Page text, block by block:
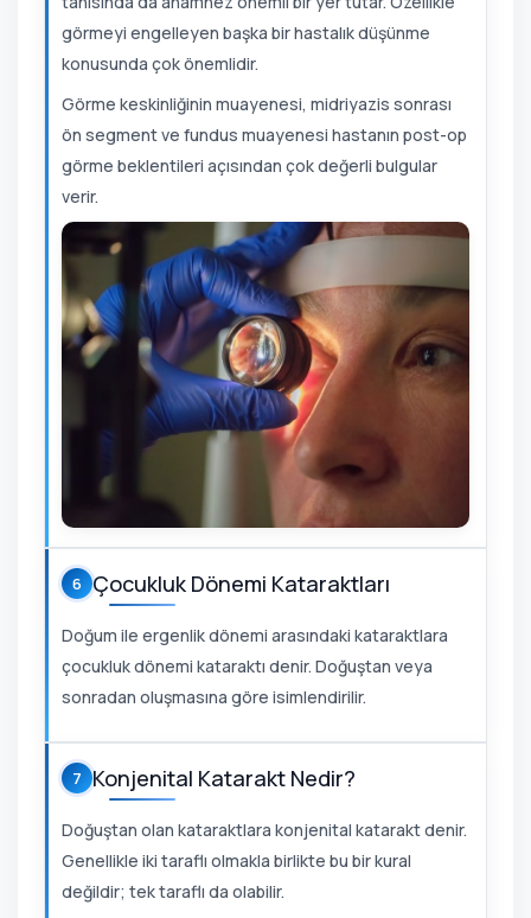
görmeyi engelleyen başka bir hastalık düşünme
konusunda çok önemlidir.
Görme keskinliğinin muayenesi, midriyazis sonrası
ön segment ve fundus muayenesi hastanın post-op
görme beklentileri açısından çok değerli bulgular
verir.
6 Çocukluk Dönemi Kataraktları
Doğum ile ergenlik dönemi arasındaki kataraktlara
çocukluk dönemi kataraktı denir. Doğuştan veya
sonradan oluşmasına göre isimlendirilir.
7 Konjenital Katarakt Nedir?
Doğuştan olan kataraktlara konjenital katarakt denir.
Genellikle iki taraflı olmakla birlikte bu bir kural
değildir; tek taraflı da olabilir.